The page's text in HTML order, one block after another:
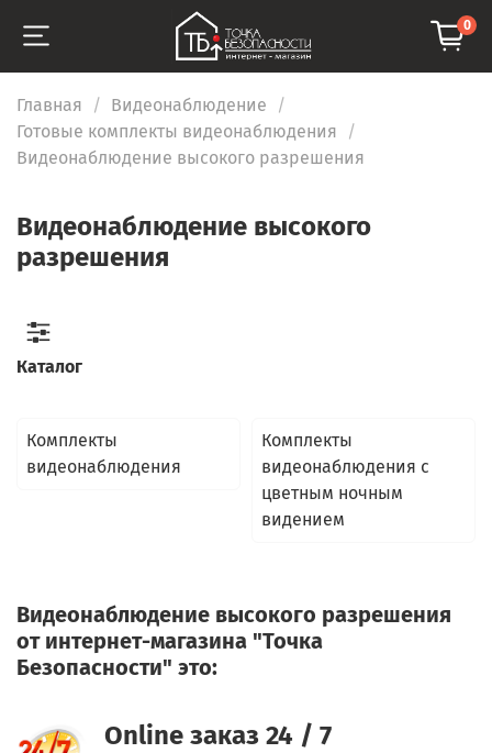
0
Главная
Видеонаблюдение
Готовые комплекты видеонаблюдения
Видеонаблюдение высокого разрешения
Видеонаблюдение высокого
разрешения
Комплекты
видеонаблюдения
Комплекты
видеонаблюдения с
цветным ночным
видением
Видеонаблюдение высокого разрешения
от интернет-магазина "Точка
Безопасности" это:
Online заказ 24 / 7
Каталог